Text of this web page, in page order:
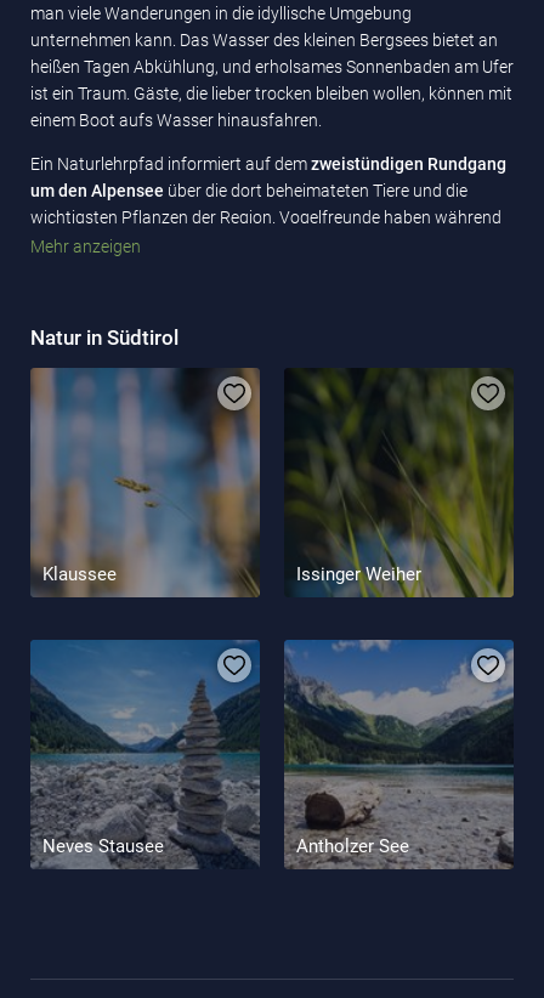
man viele Wanderungen in die idyllische Umgebung
unternehmen kann. Das Wasser des kleinen Bergsees bietet an
heißen Tagen Abkühlung, und erholsames Sonnenbaden am Ufer
ist ein Traum. Gäste, die lieber trocken bleiben wollen, können mit
einem Boot aufs Wasser hinausfahren.
Ein Naturlehrpfad informiert auf demzweistündigen Rundgang
um den Alpensee über die dort beheimateten Tiere und die
wichtigsten Pflanzen der Region. Vogelfreunde haben während
des Vogelflugs im Frühling und Herbst Gelegenheit, hier viele
Paternkofel-Klettersteig
Im Winter können Sportbegeisterte auf dem See
Schlittschuhlaufen , in der Umgebung
oder die Gipfel
Tourenskiernerklimmen.
Mehr anzeigen
Natur in Südtirol
Klaussee Issinger Weiher
Neves Stausee Antholzer See